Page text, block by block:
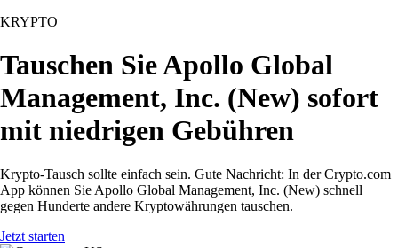
KRYPTO
Tauschen Sie Apollo Global
Management, Inc. (New) sofort
mit niedrigen Gebühren
Krypto-Tausch sollte einfach sein. Gute Nachricht: In der Crypto.com
App können Sie Apollo Global Management, Inc. (New) schnell
gegen Hunderte andere Kryptowährungen tauschen.
Jetzt starten